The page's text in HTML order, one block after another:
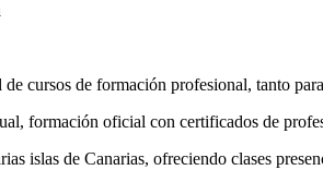
cursos de formación profesional, tanto
formación oficial con certificados de
islas de Canarias, ofreciendo clases